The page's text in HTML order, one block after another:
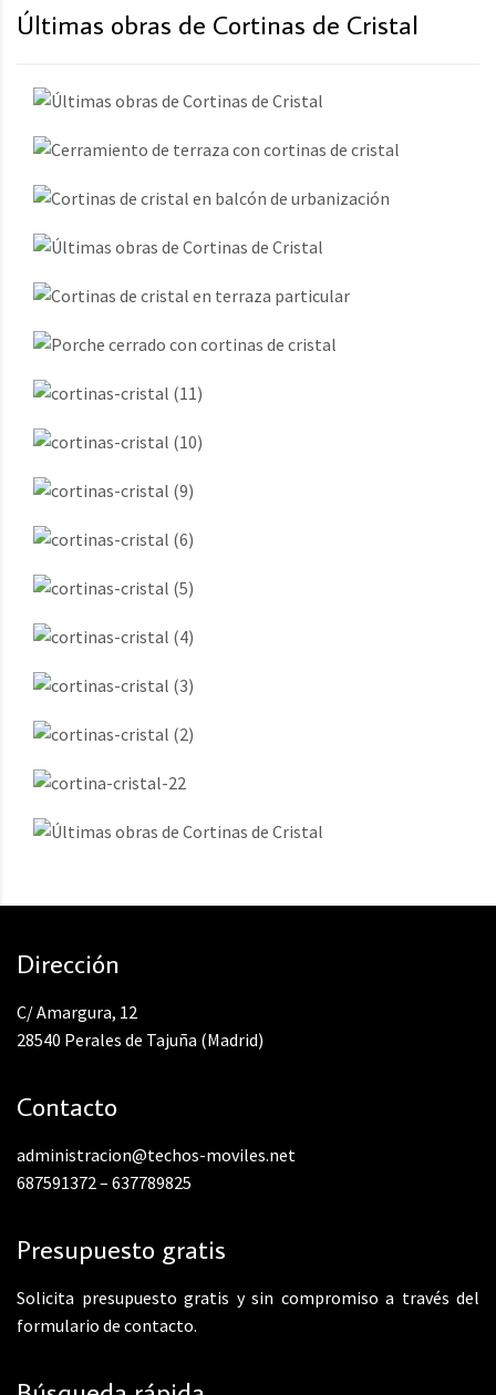
Últimas obras de Cortinas de Cristal
Dirección
C/ Amargura, 12
28540 Perales de Tajuña (Madrid)
Contacto
administracion@techos-moviles.net
687591372– 637789825
Presupuesto gratis
Solicita presupuesto gratis y sin compromiso a través del
formulario de contacto.